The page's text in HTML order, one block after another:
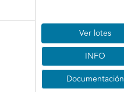
Ver lotes
INFO
Documentación